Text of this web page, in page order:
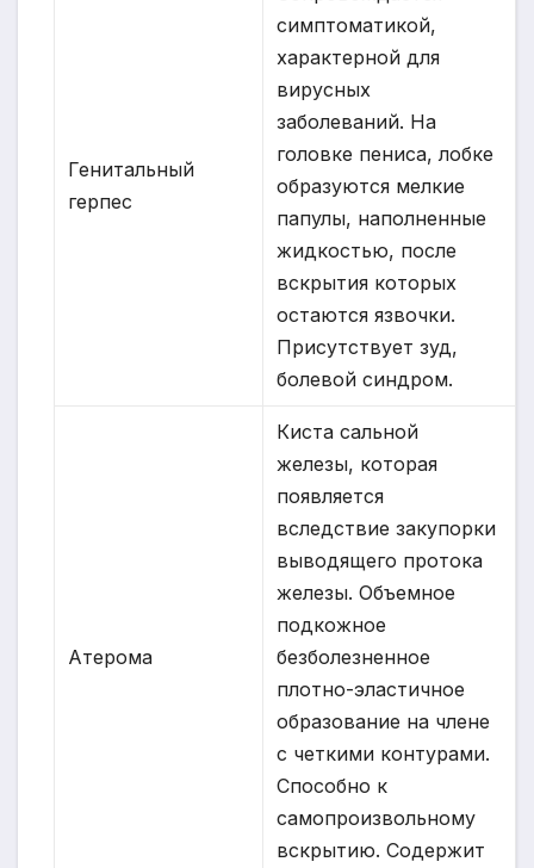
Генитальный
герпес
симптоматикой,
характерной для
вирусных
заболеваний. На
головке пениса, лобке
образуются мелкие
папулы, наполненные
жидкостью, после
вскрытия которых
остаются язвочки.
Присутствует зуд,
болевой синдром.
Атерома
Киста сальной
железы, которая
появляется
вследствие закупорки
выводящего протока
железы. Объемное
подкожное
безболезненное
плотно-эластичное
образование на члене
с четкими контурами.
Способно к
самопроизвольному
вскрытию. Содержит